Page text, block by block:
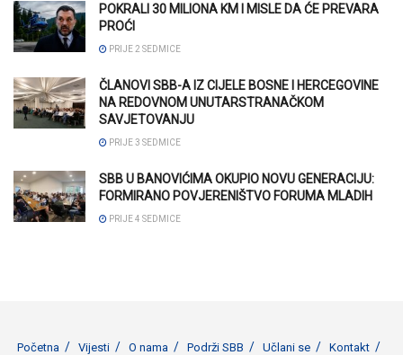
POKRALI 30 MILIONA KM I MISLE DA ĆE PREVARA
PROĆI
PRIJE 2 SEDMICE
ČLANOVI SBB-A IZ CIJELE BOSNE I HERCEGOVINE
NA REDOVNOM UNUTARSTRANAČKOM
SAVJETOVANJU
PRIJE 3 SEDMICE
SBB U BANOVIĆIMA OKUPIO NOVU GENERACIJU:
FORMIRANO POVJERENIŠTVO FORUMA MLADIH
PRIJE 4 SEDMICE
Početna Vijesti O nama Podrži SBB Učlani se Kontakt